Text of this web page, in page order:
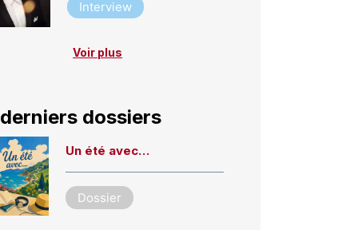
Interview
Voir plus
dossiers
Un été avec…
Dossier